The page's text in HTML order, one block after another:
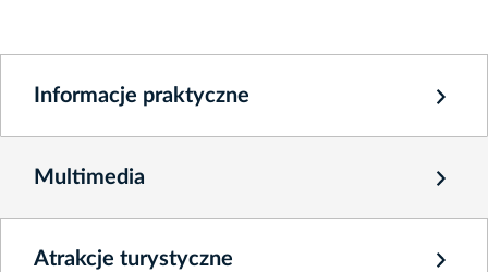
Informacje praktyczne
Multimedia
Atrakcje turystyczne